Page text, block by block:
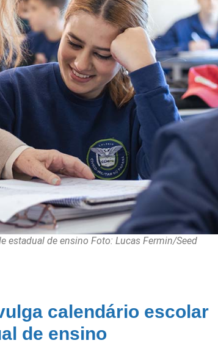
estadual de ensino Foto: Lucas Fermin/Seed
calendário escolar
de ensino